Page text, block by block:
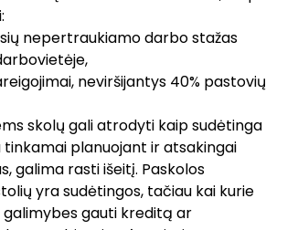
nepertraukiamo darbo stažas
neviršijantys 40% pastovių
skolų gali atrodyti kaip sudėtinga
tinkamai planuojant ir atsakingai
galima rasti išeitį. Paskolos
yra sudėtingos, tačiau kai kurie
galimybes gauti kreditą ar